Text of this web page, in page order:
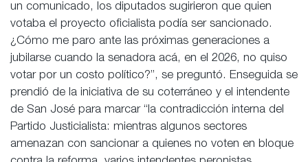
un comunicado, los diputados sugirieron que quien
votaba el proyecto oficialista podía ser sancionado.
¿Cómo me paro ante las próximas generaciones a
jubilarse cuando la senadora acá, en el 2026, no quiso
votar por un costo político?”, se preguntó. Enseguida se
prendió de la iniciativa de su coterráneo y el intendente
de San José para marcar “la contradicción interna del
Partido Justicialista: mientras algunos sectores
amenazan con sancionar a quienes no voten en bloque